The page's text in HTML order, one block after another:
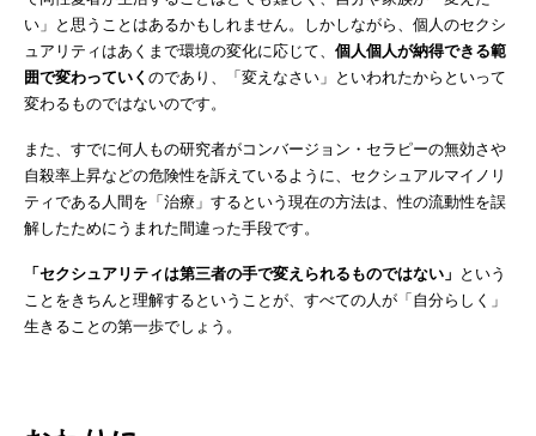
い」と思うことはあるかもしれません。しかしながら、個人のセクシ
ュアリティはあくまで環境の変化に応じて、 個人個人が納得できる範
囲で変わっていく のであり、「変えなさい」といわれたからといって
変わるものではないのです。
また、すでに何人もの研究者がコンバージョン・セラピーの無効さや
自殺率上昇などの危険性を訴えているように、セクシュアルマイノリ
ティである人間を「治療」するという現在の方法は、性の流動性を誤
解したためにうまれた間違った手段です。
「セクシュアリティは第三者の手で変えられるものではない」 という
ことをきちんと理解するということが、すべての人が「自分らしく」
生きることの第一歩でしょう。